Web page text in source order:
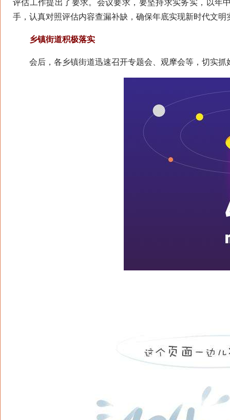
评估工作提出了要求。会议要求，要坚持求实务实，以年
手，认真对照评估内容查漏补缺，确保年底实现新时代文明
乡镇街道积极落实
会后，各乡镇街道迅速召开专题会、观摩会等，切实抓